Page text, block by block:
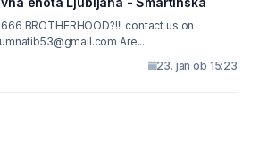
BROTHERHOOD?!!! contact us on
Are...
23. jan ob 15:23